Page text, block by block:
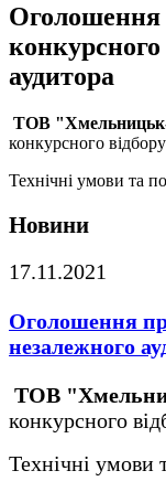
Оголошення
конкурсного
аудитора
ТОВ
конкурсного
Технічні умови та
Новини
17.11.2021
Оголошення
незалежного
ТОВ
конкурсного
Технічні умови